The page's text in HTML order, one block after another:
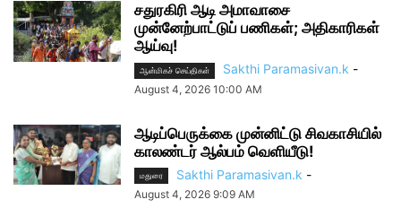
சதுரகிரி ஆடி அமாவாசை
முன்னேற்பாட்டுப் பணிகள்; அதிகாரிகள்
ஆய்வு!
ஆன்மிகச் செய்திகள் Sakthi Paramasivan.k -
August 4, 2026 10:00 AM
ஆடிப்பெருக்கை முன்னிட்டு சிவகாசியில்
காலண்டர் ஆல்பம் வெளியீடு!
மதுரை Sakthi Paramasivan.k -
August 4, 2026 9:09 AM